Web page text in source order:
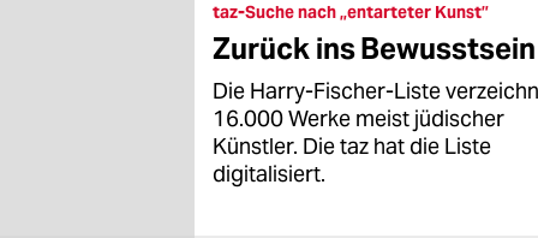
taz-Suche nach „entarteter Kunst”
Zurück ins Bewusstsein
Die Harry-Fischer-Liste
16.000 Werke meist jüdischer
Künstler. Die taz hat die Liste
digitalisiert.